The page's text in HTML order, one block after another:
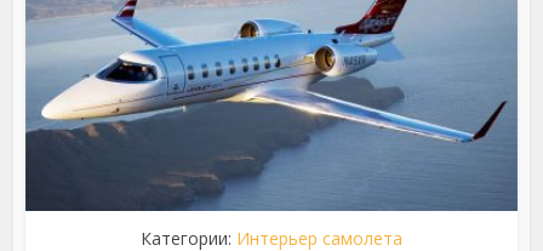
Категории: Интерьер самолета